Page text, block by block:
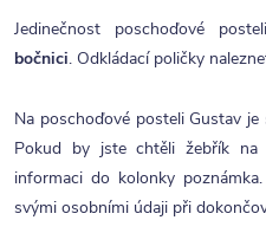
Jedinečnost poschoďové
bočnici. Odkládací poličky
Na poschoďové posteli Gustav je
Pokud by jste chtěli žebřík
informaci do kolonky
svými osobními údaji při